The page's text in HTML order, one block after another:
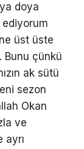
doya
ediyorum
üst üste
Bunu çünkü
ak sütü
sezon
Okan
ve
ayrı